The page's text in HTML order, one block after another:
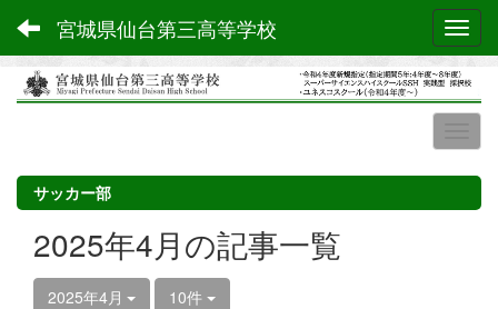
宮城県仙台第三高等学校
サッカー部
2025年4月の記事一覧
2025年4月 10件